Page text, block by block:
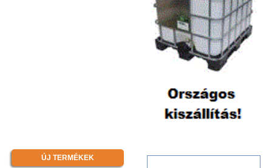
ÚJ TERMÉKEK